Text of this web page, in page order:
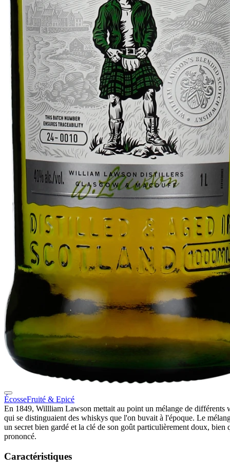
ÉcosseFruité & Epicé
En 1849, Willliam Lawson mettait au point un mélange de différents
qui se distinguaient des whiskys que l'on buvait à l'époque. Le
un secret bien gardé et la clé de son goût particulièrement doux, bien
prononcé.
Caractéristiques